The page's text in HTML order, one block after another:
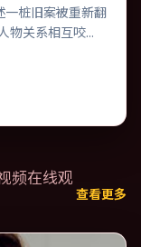
一桩旧案被重新翻
物关系相互咬
导演奉俊昊善于
，增强真实质
频在线观
查看更多